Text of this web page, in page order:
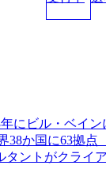
要件定義～設
の社員が業務
までを一気通貫
提案を柔軟に取
に直接反映され
人以上の従業員
遂げていること
アビームコンサ
の有資格者数が
名） 残業時間
率を半減させる
勤務制度の全社
認定コンサル
してお客様に
42b9-a7ae-
クト・アワード
アビームコンサ
にビル・ベイン
か国に63拠点
タントがクライ